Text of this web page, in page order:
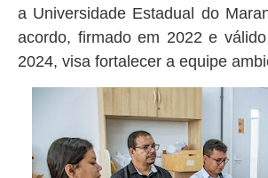
a Universidade Estadual do
acordo, firmado em 2022 e
2024, visa fortalecer a equipe